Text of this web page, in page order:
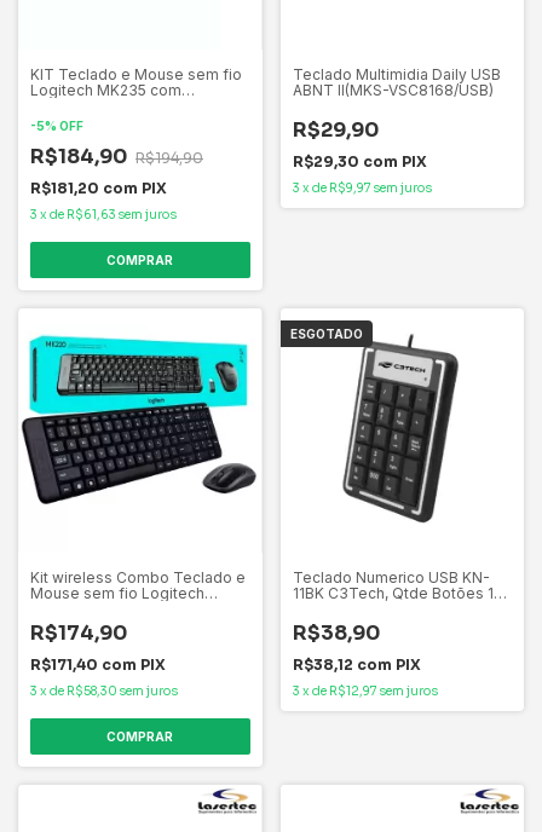
KIT Teclado e Mouse sem fio
Logitech MK235 com
e Layout ABNT2 - 920-
-5% OFF
R$184,90 R$194,90
R$181,20 com PIX
3 x de R$61,63 sem juros
Teclado Multimidia Daily USB
ABNT II(MKS-VSC8168/USB)
R$29,90
R$29,30 com PIX
3 x de R$9,97 sem juros
Kit wireless Combo Teclado e
Mouse sem fio Logitech
Compacto, Conexão USB,
Pilhas Inclusas e Layout ABN
R$174,90
R$171,40 com PIX
3 x de R$58,30 sem juros
ESGOTADO
Teclado Numerico USB KN-
11BK C3Tech, Qtde Botões 19,
8 milhões de acionamentos
R$38,90
R$38,12 com PIX
3 x de R$12,97 sem juros